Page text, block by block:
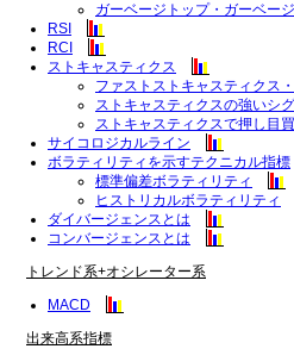
ガーベージトップ・ガーベー
RSI
RCI
ストキャスティクス
ファストストキャスティクス
ストキャスティクスの強いシ
ストキャスティクスで押し目
サイコロジカルライン
ボラティリティを示すテクニカル指標
標準偏差ボラティリティ
ヒストリカルボラティリティ
ダイバージェンスとは
コンバージェンスとは
トレンド系+オシレーター系
MACD
出来高系指標